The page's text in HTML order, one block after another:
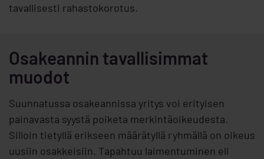
tavallisesti rahastokorotus.
Osakeannin tavallisimmat
muodot
Suunnatussa osakeannissa yritys voi erityisen
painavasta syystä poiketa merkintäoikeudesta.
Silloin tietyllä erikseen määrätyllä ryhmällä on oikeus
uusiin osakkeisiin. Tapahtuu laimentuminen eli